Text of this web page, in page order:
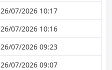
26/07/2026 10:17
26/07/2026 10:16
26/07/2026 09:23
26/07/2026 09:07